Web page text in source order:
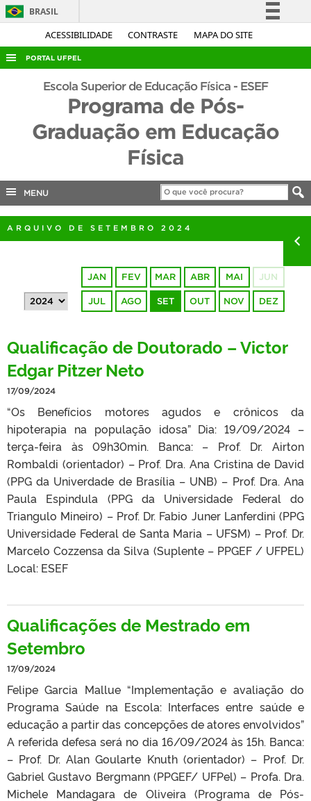
ACESSIBILIDADE CONTRASTE MAPA DO SITE
BRASIL
Simplifique!
Acesso à informação
Legislação
Canais
PORTAL UFPEL
ACESSO À INFORMAÇÃO
COBALTO
Escola Superior de Educação Física - ESEF
Programa de Pós-
Graduação em Educação
Física
MENU
ARQUIVO DE SETEMBRO 2024
JAN FEV MAR ABR MAI JUN
JUL AGO SET OUT NOV DEZ
Qualificação de Doutorado – Victor
Edgar Pitzer Neto
17/09/2024
“Os Benefícios motores agudos e crônicos da
hipoterapia na população idosa” Dia: 19/09/2024 –
terça-feira às 09h30min. Banca: – Prof. Dr. Airton
Rombaldi (orientador) – Prof. Dra. Ana Cristina de David
(PPG da Univerdade de Brasília – UNB) – Prof. Dra. Ana
Paula Espindula (PPG da Universidade Federal do
Triangulo Mineiro) – Prof. Dr. Fabio Juner Lanferdini (PPG
Universidade Federal de Santa Maria – UFSM) – Prof. Dr.
Marcelo Cozzensa da Silva (Suplente – PPGEF / UFPEL)
Local: ESEF
Qualificações de Mestrado em
Setembro
17/09/2024
Felipe Garcia Mallue “Implementação e avaliação do
Programa Saúde na Escola: Interfaces entre saúde e
educação a partir das concepções de atores envolvidos”
A referida defesa será no dia 16/09/2024 às 15h. Banca:
– Prof. Dr. Alan Goularte Knuth (orientador) – Prof. Dr.
Gabriel Gustavo Bergmann (PPGEF/ UFPel) – Profa. Dra.
Michele Mandagara de Oliveira (Programa de Pós-